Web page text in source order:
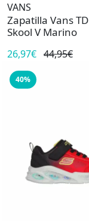
VANS
Zapatilla Vans
Skool V Marino
26,97€ 44,95€
40%